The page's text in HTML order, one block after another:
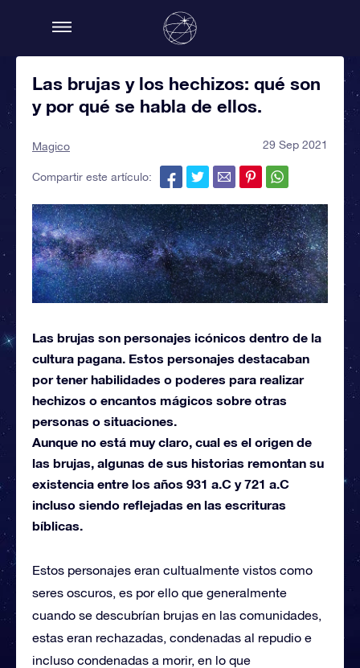
Las brujas y los hechizos: qué son
y por qué se habla de ellos.
Magico 29 Sep 2021
Compartir este artículo:
Las brujas son personajes icónicos dentro de la
cultura pagana. Estos personajes destacaban
por tener habilidades o poderes para realizar
hechizos o encantos mágicos sobre otras
personas o situaciones.
Aunque no está muy claro, cual es el origen de
las brujas, algunas de sus historias remontan su
existencia entre los años 931 a.C y 721 a.C
incluso siendo reflejadas en las escrituras
bíblicas.
Estos personajes eran cultualmente vistos como
seres oscuros, es por ello que generalmente
cuando se descubrían brujas en las comunidades,
estas eran rechazadas, condenadas al repudio e
incluso condenadas a morir, en lo que